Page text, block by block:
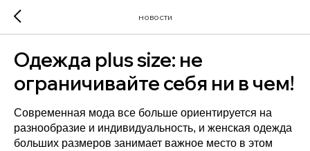
новости
Одежда plus size: не
ограничивайте себя ни в чем!
Современная мода все больше ориентируется на
разнообразие и индивидуальность, и женская одежда
больших размеров занимает важное место в этом